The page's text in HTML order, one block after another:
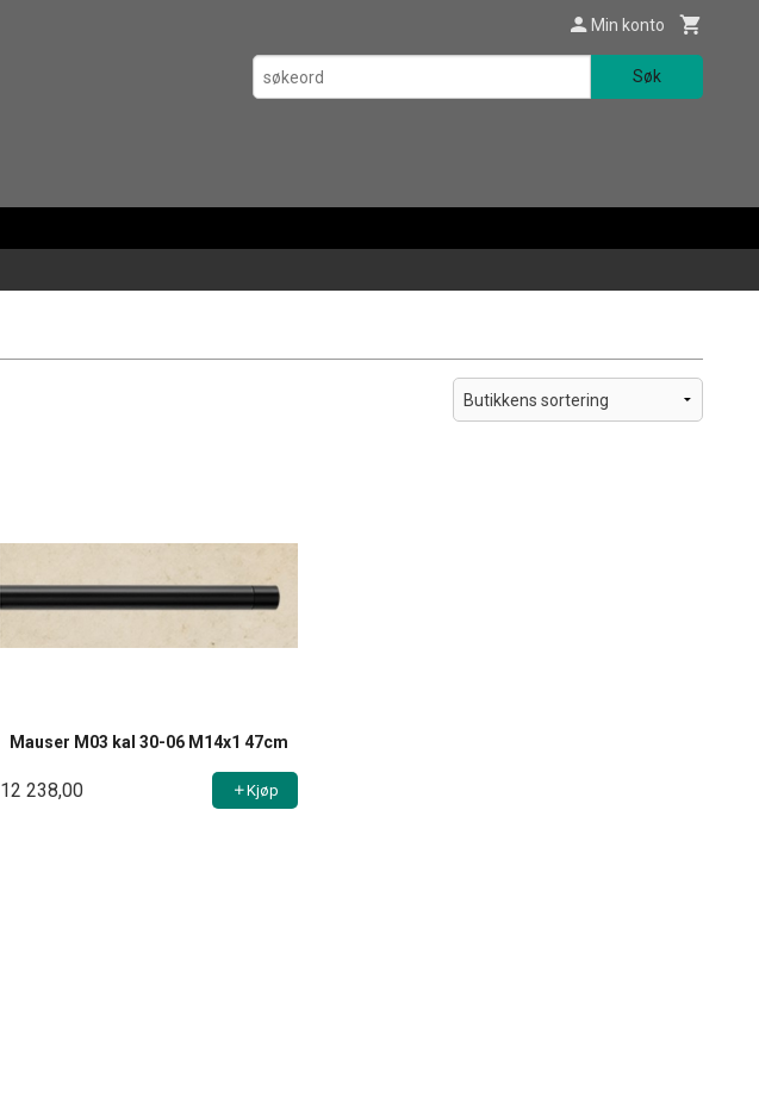
Min konto
Søk
Mauser M03 kal 30-06 M14x1 47cm
12 238,00 Kjøp